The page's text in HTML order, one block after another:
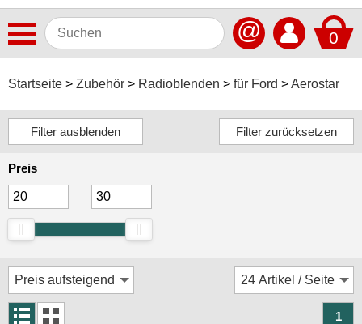
0
@
Startseite Zubehör Radioblenden für Ford Aerostar
Autoradios
Dashcams
Elektromobilität
Freisprechanlagen
Lautsprecher
Multimedia
Navigationssoftware
Preis
1